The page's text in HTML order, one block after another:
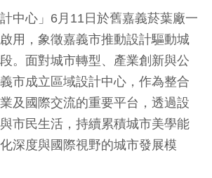
計中心」6月11日於舊嘉義菸葉廠一
用，象徵嘉義市推動設計驅動城
。面對城市轉型、產業創新與公
市成立區域設計中心，作為整合
及國際交流的重要平台，透過設
市民生活，持續累積城市美學能
深度與國際視野的城市發展模